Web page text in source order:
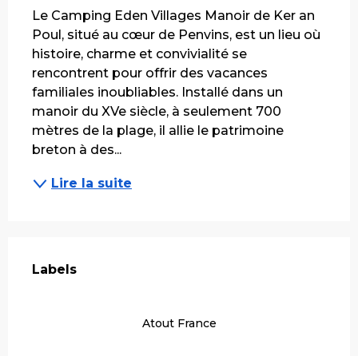
Le Camping Eden Villages Manoir de Ker an
Poul, situé au cœur de Penvins, est un lieu où
histoire, charme et convivialité se
rencontrent pour offrir des vacances
familiales inoubliables. Installé dans un
manoir du XVe siècle, à seulement 700
mètres de la plage, il allie le patrimoine
breton à des...
Lire la suite
Labels
Labels
Atout France